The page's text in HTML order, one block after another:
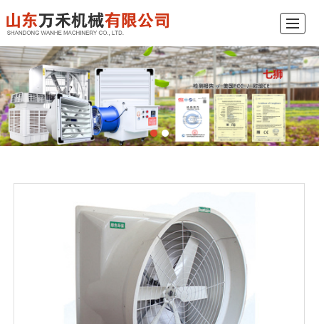
企业首页企业简介企业产品工程示例新闻中心视频展示在线订购联系我们